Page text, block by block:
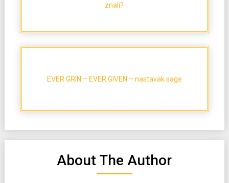
znali?
EVER GRIN – EVER GIVEN – nastavak sage
About The Author